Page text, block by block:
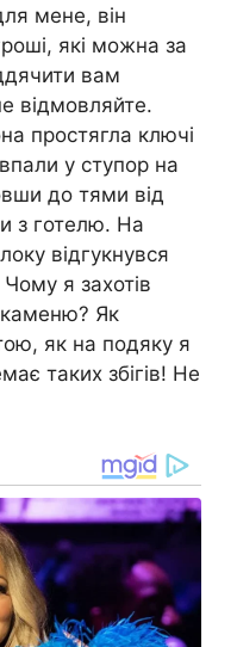
мене, він
які можна за
вам
відмовляйте.
простягла ключі
у ступор на
до тями від
з готелю. На
відгукнувся
я захотів
каменю? Як
як на подяку я
таких збігів! Не